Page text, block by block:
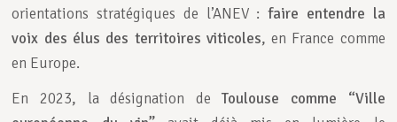
orientations stratégiques de l’ANEV :faire entendre la
voix des élus des territoires viticoles, en France comme
en Europe.
En 2023, la désignation deToulouse comme “Ville